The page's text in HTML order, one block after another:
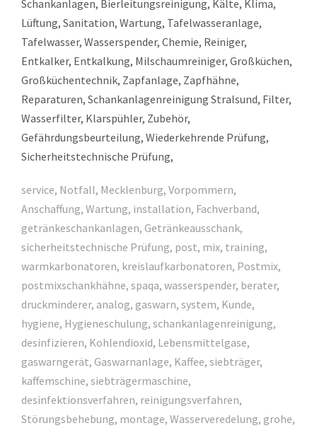
service, Notfall, Mecklenburg, Vorpommern,
Anschaffung, Wartung, installation, Fachverband,
getränkeschankanlagen, Getränkeausschank,
sicherheitstechnische Prüfung, post, mix, training,
warmkarbonatoren, kreislaufkarbonatoren, Postmix,
postmixschankhähne, spaqa, wasserspender, berater,
druckminderer, analog, gaswarn, system, Kunde,
hygiene, Hygieneschulung, schankanlagenreinigung,
desinfizieren, Kohlendioxid, Lebensmittelgase,
gaswarngerät, Gaswarnanlage, Kaffee, siebträger,
kaffemschine, siebträgermaschine,
desinfektionsverfahren, reinigungsverfahren,
Störungsbehebung, montage, Wasserveredelung, grohe,